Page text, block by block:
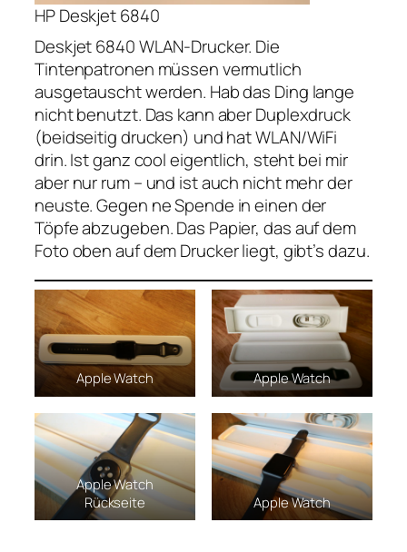
HP Deskjet 6840
Deskjet 6840 WLAN-Drucker. Die
Tintenpatronen müssen vermutlich
ausgetauscht werden. Hab das Ding lange
nicht benutzt. Das kann aber Duplexdruck
(beidseitig drucken) und hat WLAN/WiFi
drin. Ist ganz cool eigentlich, steht bei mir
aber nur rum – und ist auch nicht mehr der
neuste. Gegen ne Spende in einen der
Töpfe abzugeben. Das Papier, das auf dem
Foto oben auf dem Drucker liegt, gibt’s dazu.
Apple Watch Apple Watch
Apple Watch
Rückseite
Apple Watch